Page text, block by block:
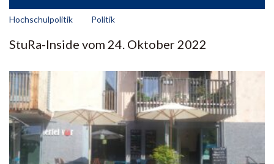
Hochschulpolitik Politik
StuRa-Inside vom 24. Oktober 2022